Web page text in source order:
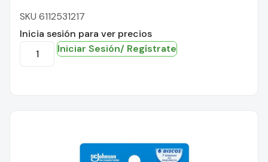
SKU 6112531217
Inicia sesión para ver precios
Iniciar Sesión/ Regístrate